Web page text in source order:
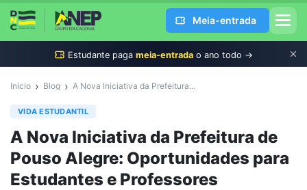
Meia-entrada
Estudante paga meia-entrada o ano todo →
Início › Blog › A Nova Iniciativa da Prefeitura de Pouso Alegre: Oportunidades para Estudantes e Professores
VIDA ESTUDANTIL
A Nova Iniciativa da Prefeitura de
Pouso Alegre: Oportunidades para
Estudantes e Professores